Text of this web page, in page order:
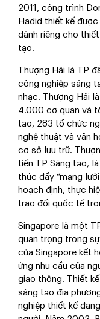
2011, công trình
Hadid thiết kế
dành riêng cho
tạo.
Thượng Hải là TP
công nghiệp sáng
nhạc. Thượng Hải
4.000 cơ quan và
tạo, 283 tổ chức
nghệ thuật và văn
cơ sở lưu trữ.
tiến TP Sáng tạo,
thúc đẩy “mạng
hoạch định, thực
trao đổi quốc tế
Singapore là một
quan trọng trong
của Singapore kết
ứng nhu cầu của
giao thông. Thiết
sáng tạo địa
nghiệp thiết kế